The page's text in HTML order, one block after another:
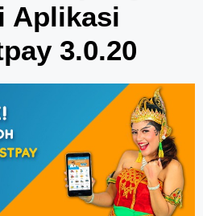
Aplikasi
3.0.20